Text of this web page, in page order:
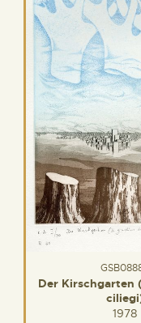
Der Kirschgarten
1978